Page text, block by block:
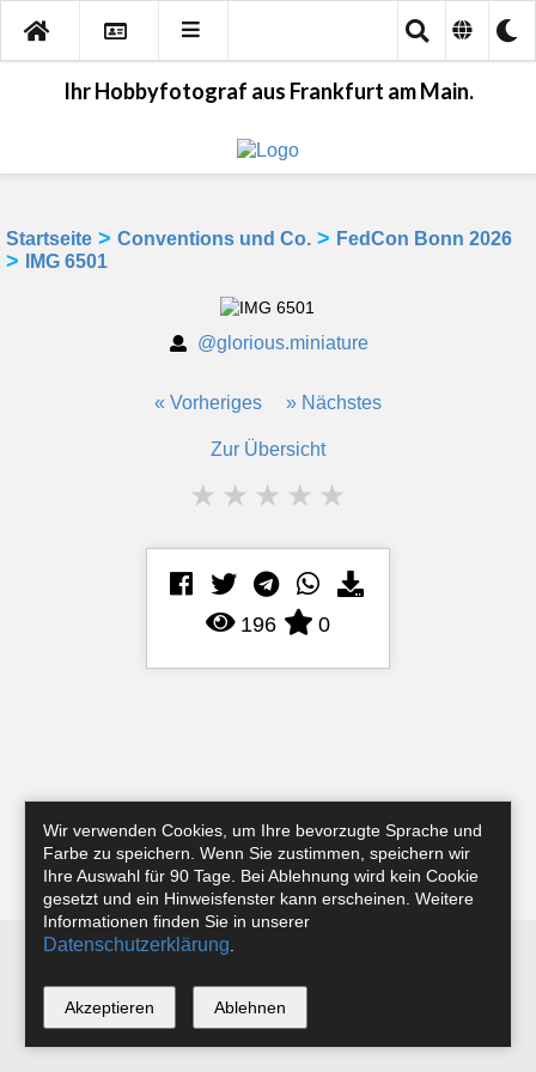
Ihr Hobbyfotograf aus Frankfurt am Main.
Startseite > Conventions und Co. > FedCon Bonn 2026
> IMG 6501
@glorious.miniature
« Vorheriges » Nächstes
Zur Übersicht
★ ★ ★ ★ ★
196 0
Instagram
*
Wir verwenden Cookies, um Ihre bevorzugte Sprache und
Farbe zu speichern. Wenn Sie zustimmen, speichern wir
Ihre Auswahl für 90 Tage. Bei Ablehnung wird kein Cookie
gesetzt und ein Hinweisfenster kann erscheinen. Weitere
Informationen finden Sie in unserer
Datenschutzerklärung
Akzeptieren Ablehnen